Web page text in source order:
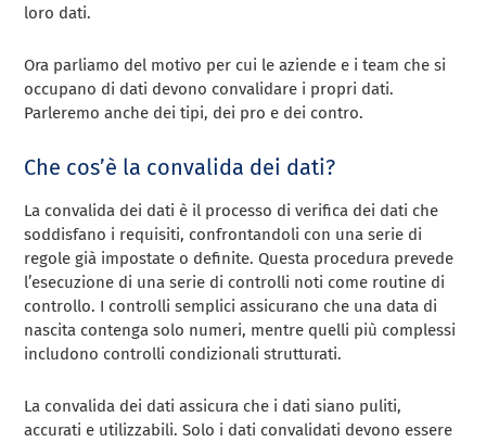
loro dati.
Ora parliamo del motivo per cui le aziende e i team che si
occupano di dati devono convalidare i propri dati.
Parleremo anche dei tipi, dei pro e dei contro.
Che cos’è la convalida dei dati?
La convalida dei dati è il processo di verifica dei dati che
soddisfano i requisiti, confrontandoli con una serie di
regole già impostate o definite. Questa procedura prevede
l’esecuzione di una serie di controlli noti come routine di
controllo. I controlli semplici assicurano che una data di
nascita contenga solo numeri, mentre quelli più complessi
includono controlli condizionali strutturati.
La convalida dei dati assicura che i dati siano puliti,
accurati e utilizzabili. Solo i dati convalidati devono essere